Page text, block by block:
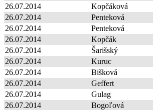
26.07.2014
Kopčáková
26.07.2014
Penteková
26.07.2014
Penteková
26.07.2014
Kopčák
26.07.2014
Šarišský
26.07.2014
Kuruc
26.07.2014
Bišková
26.07.2014
Geffert
26.07.2014
Gulag
26.07.2014
Bogoľová